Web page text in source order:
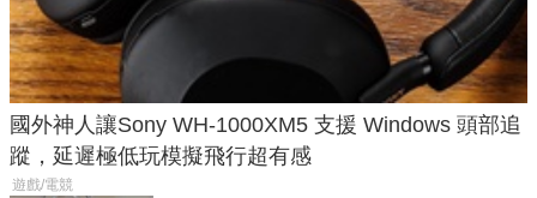
國外神人讓Sony WH-1000XM5 支援 Windows 頭部追
蹤，延遲極低玩模擬飛行超有感
遊戲/電競